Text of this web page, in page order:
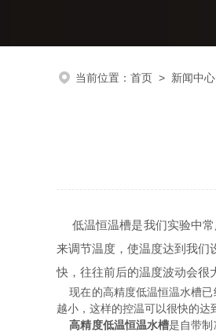
当前位置： 首页 > 新闻中心
低温恒温槽是我们实验中常
来调节温度，使温度达到我们
快，往往前后的温度波动会很
现在的高精度低温恒温水槽已
越小，这样的控温可以很快的达
高精度低温恒温水槽是自带制